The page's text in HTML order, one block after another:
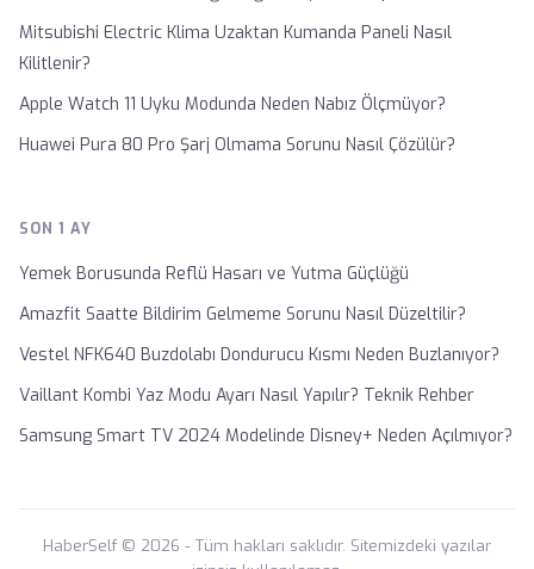
Mitsubishi Electric Klima Uzaktan Kumanda Paneli Nasıl
Kilitlenir?
Apple Watch 11 Uyku Modunda Neden Nabız Ölçmüyor?
Huawei Pura 80 Pro Şarj Olmama Sorunu Nasıl Çözülür?
SON 1 AY
Yemek Borusunda Reflü Hasarı ve Yutma Güçlüğü
Amazfit Saatte Bildirim Gelmeme Sorunu Nasıl Düzeltilir?
Vestel NFK640 Buzdolabı Dondurucu Kısmı Neden Buzlanıyor?
Vaillant Kombi Yaz Modu Ayarı Nasıl Yapılır? Teknik Rehber
Samsung Smart TV 2024 Modelinde Disney+ Neden Açılmıyor?
HaberSelf © 2026 - Tüm hakları saklıdır. Sitemizdeki yazılar